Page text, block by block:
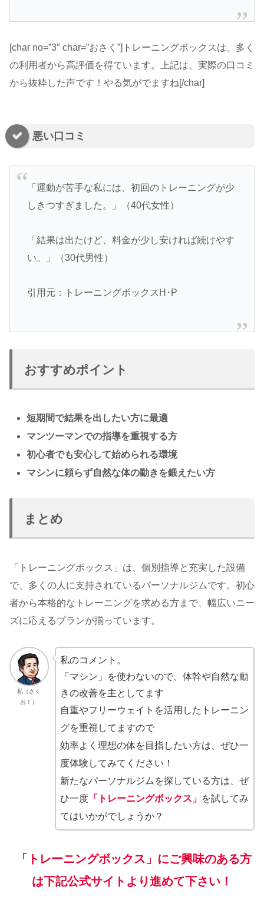
[char no=”3″ char=”おさく”]トレーニングボックスは、多く
の利用者から高評価を得ています。上記は、実際の口コミ
から抜粋した声です！やる気がでますね[/char]
悪い口コミ
「運動が苦手な私には、初回のトレーニングが少
しきつすぎました。」（40代女性）
「結果は出たけど、料金が少し安ければ続けやす
い。」（30代男性）
引用元：トレーニングボックスH･P
おすすめポイント
短期間で結果を出したい方に最適
マンツーマンでの指導を重視する方
初心者でも安心して始められる環境
マシンに頼らず自然な体の動きを鍛えたい方
まとめ
「トレーニングボックス」は、個別指導と充実した設備
で、多くの人に支持されているパーソナルジムです。初心
者から本格的なトレーニングを求める方まで、幅広いニー
ズに応えるプランが揃っています。
私（さく
お！）
私のコメント。
「マシン」を使わないので、体幹や自然な動
きの改善を主としてます
自重やフリーウェイトを活用したトレーニン
グを重視してますので
効率よく理想の体を目指したい方は、ぜひ一
度体験してみてください！
新たなパーソナルジムを探している方は、ぜ
ひ一度「トレーニングボックス」 を試してみ
てはいかがでしょうか？
「トレーニングボックス」にご興味のある方
は下記公式サイトより進めて下さい！